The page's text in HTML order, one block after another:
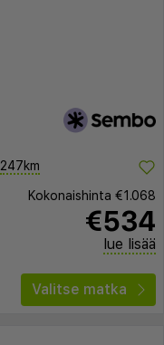
247km
Kokonaishinta €1.068
€534
lue lisää
Valitse matka